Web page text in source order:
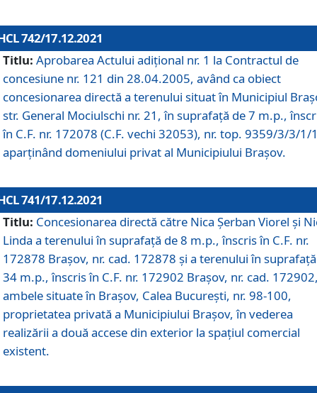
742/17.12.2021
Titlu: Aprobarea Actului adiţional nr. 1 la Contractul de
concesiune nr. 121 din 28.04.2005, având ca obiect
concesionarea directă a terenului situat în Municipiul
str. General Mociulschi nr. 21, în suprafață de 7 m.p.,
în C.F. nr. 172078 (C.F. vechi 32053), nr. top. 9359/3/3/1/
aparținând domeniului privat al Municipiului Brașov.
741/17.12.2021
Titlu: Concesionarea directă către Nica Șerban Viorel și
Linda a terenului în suprafață de 8 m.p., înscris în C.F. nr.
172878 Brașov, nr. cad. 172878 și a terenului în
34 m.p., înscris în C.F. nr. 172902 Brașov, nr. cad.
ambele situate în Brașov, Calea București, nr. 98-100,
proprietatea privată a Municipiului Brașov, în vederea
realizării a două accese din exterior la spațiul comercial
existent.